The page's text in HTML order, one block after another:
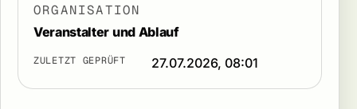
ORGANISATION
Veranstalter und Ablauf
ZULETZT GEPRÜFT 27.07.2026, 08:01